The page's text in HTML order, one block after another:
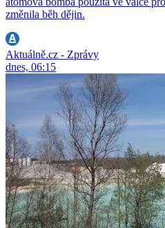
změnila běh dějin.
Aktuálně.cz - Zprávy
dnes, 06:15